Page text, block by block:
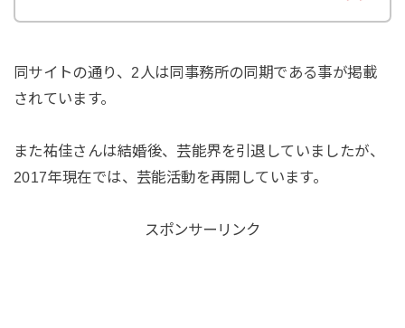
同サイトの通り、2人は同事務所の同期である事が掲載
されています。
また祐佳さんは結婚後、芸能界を引退していましたが、
2017年現在では、芸能活動を再開しています。
スポンサーリンク